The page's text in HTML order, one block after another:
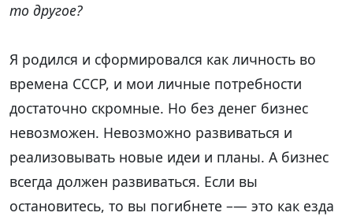
то другое?
Я родился и сформировался как личность во
времена СССР, и мои личные потребности
достаточно скромные. Но без денег бизнес
невозможен. Невозможно развиваться и
реализовывать новые идеи и планы. А бизнес
всегда должен развиваться. Если вы
остановитесь, то вы погибнете –— это как езда